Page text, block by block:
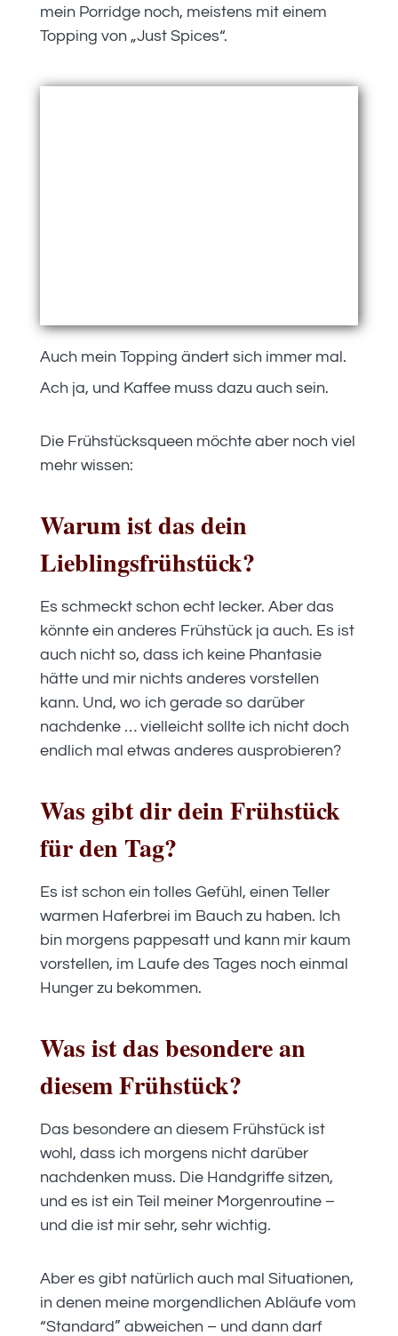
mein Porridge noch, meistens mit einem
Topping von „Just Spices“.
Auch mein Topping ändert sich immer mal.
Ach ja, und Kaffee muss dazu auch sein.
Die Frühstücksqueen möchte aber noch viel
mehr wissen:
Warum ist das dein
Lieblingsfrühstück?
Es schmeckt schon echt lecker. Aber das
könnte ein anderes Frühstück ja auch. Es ist
auch nicht so, dass ich keine Phantasie
hätte und mir nichts anderes vorstellen
kann. Und, wo ich gerade so darüber
nachdenke … vielleicht sollte ich nicht doch
endlich mal etwas anderes ausprobieren?
Was gibt dir dein Frühstück
für den Tag?
Es ist schon ein tolles Gefühl, einen Teller
warmen Haferbrei im Bauch zu haben. Ich
bin morgens pappesatt und kann mir kaum
vorstellen, im Laufe des Tages noch einmal
Hunger zu bekommen.
Was ist das besondere an
diesem Frühstück?
Das besondere an diesem Frühstück ist
wohl, dass ich morgens nicht darüber
nachdenken muss. Die Handgriffe sitzen,
und es ist ein Teil meiner Morgenroutine –
und die ist mir sehr, sehr wichtig.
Aber es gibt natürlich auch mal Situationen,
in denen meine morgendlichen Abläufe vom
“Standard” abweichen – und dann darf